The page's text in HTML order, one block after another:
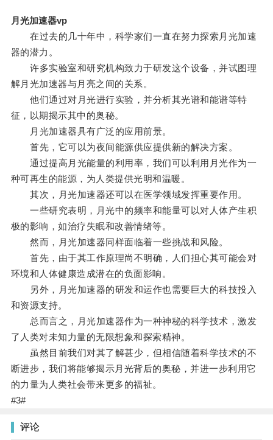
月光加速器vp
在过去的几十年中，科学家们一直在努力探索月光加速
器的潜力。
许多实验室和研究机构致力于研发这个设备，并试图理
解月光加速器与月亮之间的关系。
他们通过对月光进行实验，并分析其光谱和能谱等特
征，以期揭示其中的奥秘。
月光加速器具有广泛的应用前景。
首先，它可以为夜间能源供应提供新的解决方案。
通过提高月光能量的利用率，我们可以利用月光作为一
种可再生的能源，为人类提供光明和温暖。
其次，月光加速器还可以在医学领域发挥重要作用。
一些研究表明，月光中的频率和能量可以对人体产生积
极的影响，如治疗失眠和改善情绪等。
然而，月光加速器同样面临着一些挑战和风险。
首先，由于其工作原理尚不明确，人们担心其可能会对
环境和人体健康造成潜在的负面影响。
另外，月光加速器的研发和运作也需要巨大的科技投入
和资源支持。
总而言之，月光加速器作为一种神秘的科学技术，激发
了人类对未知力量的无限想象和探索精神。
虽然目前我们对其了解甚少，但相信随着科学技术的不
断进步，我们将能够揭示月光背后的奥秘，并进一步利用它
的力量为人类社会带来更多的福祉。
#3#
评论